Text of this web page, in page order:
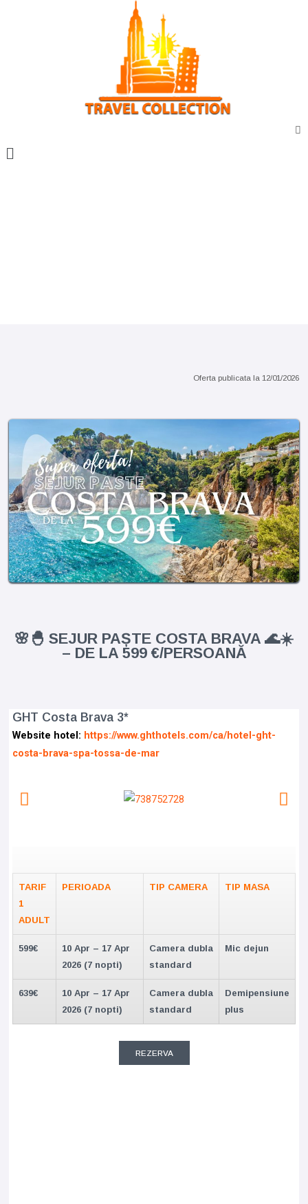
Oferta publicata la 12/01/2026
🌸🐣 SEJUR PAȘTE COSTA BRAVA 🌊☀️
– DE LA 599 €/PERSOANĂ
GHT Costa Brava 3*
Website hotel: https://www.ghthotels.com/ca/hotel-ght-
costa-brava-spa-tossa-de-mar
TARIF
1
ADULT
PERIOADA TIP CAMERA TIP MASA
599€
10 Apr – 17 Apr
2026 (7 nopti)
Camera dubla
standard
Mic dejun
639€
10 Apr – 17 Apr
2026 (7 nopti)
Camera dubla
standard
Demipensiune
plus
REZERVA